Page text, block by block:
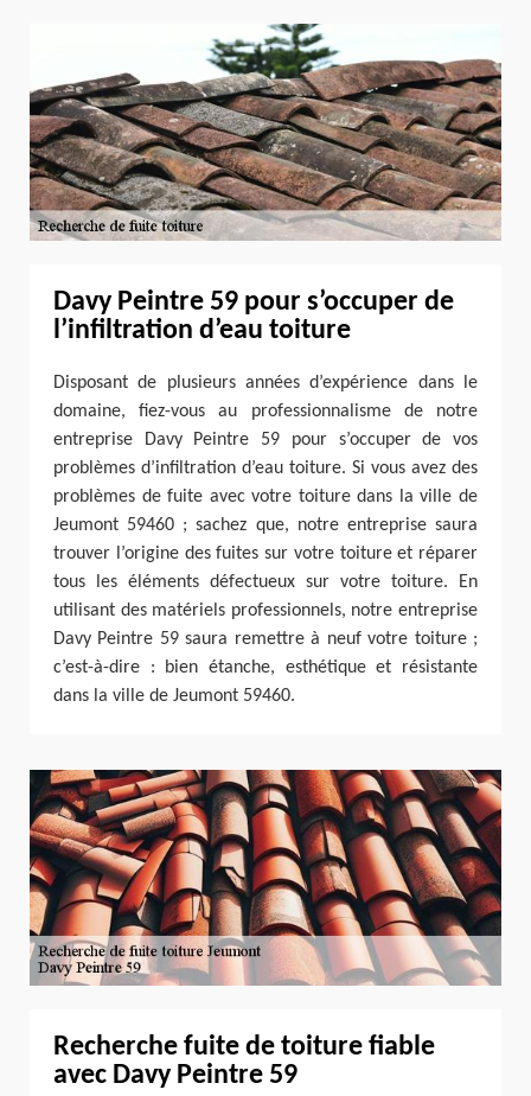
Davy Peintre 59 pour s’occuper de
l’infiltration d’eau toiture
Disposant de plusieurs années d’expérience dans le
domaine, fiez-vous au professionnalisme de notre
entreprise Davy Peintre 59 pour s’occuper de vos
problèmes d’infiltration d’eau toiture. Si vous avez des
problèmes de fuite avec votre toiture dans la ville de
Jeumont 59460 ; sachez que, notre entreprise saura
trouver l’origine des fuites sur votre toiture et réparer
tous les éléments défectueux sur votre toiture. En
utilisant des matériels professionnels, notre entreprise
Davy Peintre 59 saura remettre à neuf votre toiture ;
c’est-à-dire : bien étanche, esthétique et résistante
dans la ville de Jeumont 59460.
Recherche fuite de toiture fiable
avec Davy Peintre 59